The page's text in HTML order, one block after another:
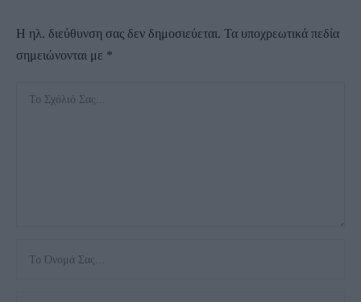
Η ηλ. διεύθυνση σας δεν δημοσιεύεται. Τα υποχρεωτικά πεδία
σημειώνονται με *